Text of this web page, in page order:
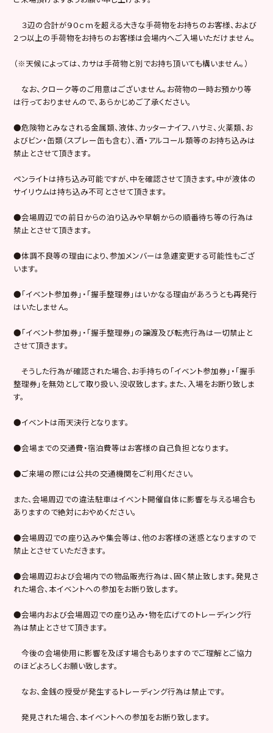
３辺の合計が９０ｃｍを超える大きな手荷物をお持ちのお客様、および
２つ以上の手荷物をお持ちのお客様は会場内へご入場いただけません。
（※天候によっては、カサは手荷物と別でお持ち頂いても構いません。）
なお、クローク等のご用意はございません。お荷物の一時お預かり等
は行っておりませんので、あらかじめご了承ください。
●危険物とみなされる金属類、液体、カッターナイフ、ハサミ、火薬類、お
よびビン・缶類（スプレー缶も含む）、酒・アルコール類等のお持ち込みは
禁止とさせて頂きます。
ペンライトは持ち込み可能ですが、中を確認させて頂きます。中が液体の
サイリウムは持ち込み不可とさせて頂きます。
●会場周辺での前日からの泊り込みや早朝からの順番待ち等の行為は
禁止とさせて頂きます。
●体調不良等の理由により、参加メンバーは急遽変更する可能性もござ
います。
●「イベント参加券」・「握手整理券」はいかなる理由があろうとも再発行
はいたしません。
●「イベント参加券」・「握手整理券」の譲渡及び転売行為は一切禁止と
させて頂きます。
そうした行為が確認された場合、お手持ちの「イベント参加券」・「握手
整理券」を無効として取り扱い、没収致します。また、入場をお断り致しま
す。
●イベントは雨天決行となります。
●会場までの交通費・宿泊費等はお客様の自己負担となります。
●ご来場の際には公共の交通機関をご利用ください。
また、会場周辺での違法駐車はイベント開催自体に影響を与える場合も
ありますので絶対におやめください。
●会場周辺での座り込みや集会等は、他のお客様の迷惑となりますので
禁止とさせていただきます。
●会場周辺および会場内での物品販売行為は、固く禁止致します。発見さ
れた場合、本イベントへの参加をお断り致します。
●会場内および会場周辺での座り込み・物を広げてのトレーディング行
為は禁止とさせて頂きます。
今後の会場使用に影響を及ぼす場合もありますのでご理解とご協力
のほどよろしくお願い致します。
なお、金銭の授受が発生するトレーディング行為は禁止です。
発見された場合、本イベントへの参加をお断り致します。